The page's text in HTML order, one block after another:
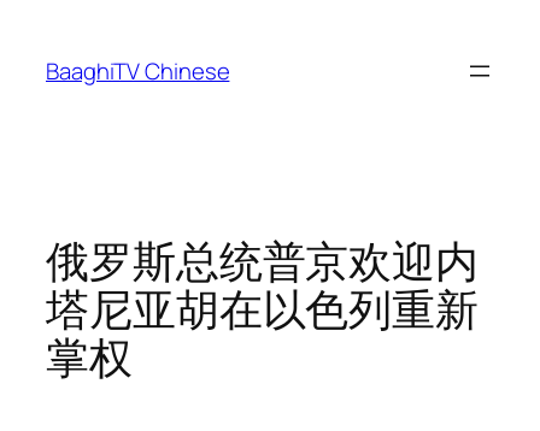
content
BaaghiTV Chinese
俄罗斯总统普京欢迎内
塔尼亚胡在以色列重新
掌权